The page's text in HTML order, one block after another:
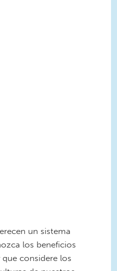
un sistema
los beneficios
considere los